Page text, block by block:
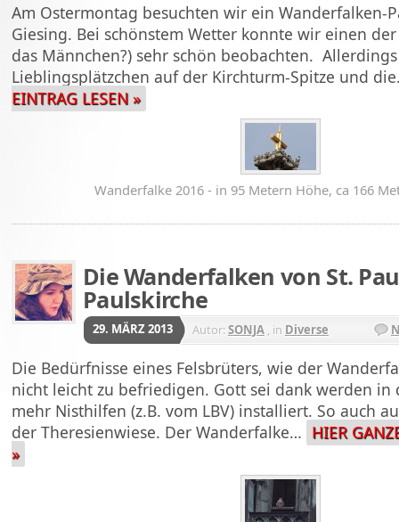
Am Ostermontag besuchten wir ein Wanderfalken-
Giesing. Bei schönstem Wetter konnte wir einen
das Männchen?) sehr schön beobachten.
Lieblingsplätzchen auf der Kirchturm-Spitze und
EINTRAG LESEN »
Wanderfalke 2016 - in 95 Metern Höhe, ca 166
Die Wanderfalken von St.
Paulskirche
29. MÄRZ 2013 Autor:SONJA , in Diverse
Die Bedürfnisse eines Felsbrüters, wie der
nicht leicht zu befriedigen. Gott sei dank werden in
mehr Nisthilfen (z.B. vom LBV) installiert. So auch
der Theresienwiese. Der Wanderfalke… HIER
»